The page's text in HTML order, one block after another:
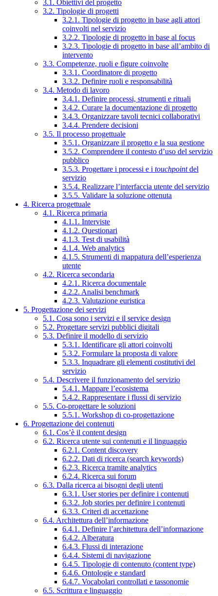
3.1. Obiettivi del progetto
3.2. Tipologie di progetti
3.2.1. Tipologie di progetto in base agli attori
coinvolti nel servizio
3.2.2. Tipologie di progetto in base al focus
3.2.3. Tipologie di progetto in base all’ambito di
intervento
3.3. Competenze, ruoli e figure coinvolte
3.3.1. Coordinatore di progetto
3.3.2. Definire ruoli e responsabilità
3.4. Metodo di lavoro
3.4.1. Definire processi, strumenti e rituali
3.4.2. Curare la documentazione di progetto
3.4.3. Organizzare tavoli tecnici collaborativi
3.4.4. Prendere decisioni
3.5. Il processo progettuale
3.5.1. Organizzare il progetto e la sua gestione
3.5.2. Comprendere il contesto d’uso del servizio
pubblico
3.5.3. Progettare i processi e i touchpointdel
servizio
3.5.4. Realizzare l’interfaccia utente del servizio
3.5.5. Validare la soluzione ottenuta
4. Ricerca progettuale
4.1. Ricerca primaria
4.1.1. Interviste
4.1.2. Questionari
4.1.3. Test di usabilità
4.1.4. Web analytics
4.1.5. Strumenti di mappatura dell’esperienza
utente
4.2. Ricerca secondaria
4.2.1. Ricerca documentale
4.2.2. Analisi benchmark
4.2.3. Valutazione euristica
5. Progettazione dei servizi
5.1. Cosa sono i servizi e il service design
5.2. Progettare servizi pubblici digitali
5.3. Definire il modello di servizio
5.3.1. Identificare gli attori coinvolti
5.3.2. Formulare la proposta di valore
5.3.3. Inquadrare gli elementi costitutivi del
servizio
5.4. Descrivere il funzionamento del servizio
5.4.1. Mappare l’ecosistema
5.4.2. Rappresentare i flussi di servizio
5.5. Co-progettare le soluzioni
5.5.1. Workshop di co-progettazione
6. Progettazione dei contenuti
6.1. Cos’è il content design
6.2. Ricerca utente sui contenuti e il linguaggio
6.2.1. Content discovery
6.2.2. Dati di ricerca (search keywords)
6.2.3. Ricerca tramite analytics
6.2.4. Ricerca sui forum
6.3. Dalla ricerca ai bisogni degli utenti
6.3.1. User stories per definire i contenuti
6.3.2. Job stories per definire i contenuti
6.3.3. Criteri di accettazione
6.4. Architettura dell’informazione
6.4.1. Definire l’architettura dell’informazione
6.4.2. Alberatura
6.4.3. Flussi di interazione
6.4.4. Sistemi di navigazione
6.4.5. Tipologie di contenuto (content type)
6.4.6. Ontologie e standard
6.4.7. Vocabolari controllati e tassonomie
6.5. Scrittura e linguaggio